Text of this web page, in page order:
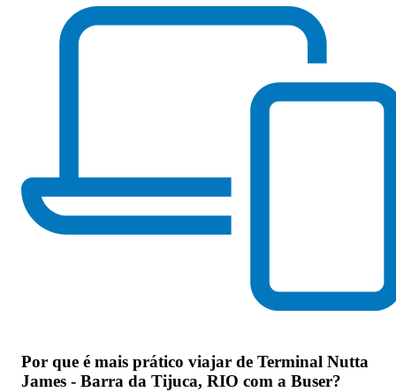
Por que é mais prático viajar de Terminal Nutta
James - Barra da Tijuca, RIO com a Buser?